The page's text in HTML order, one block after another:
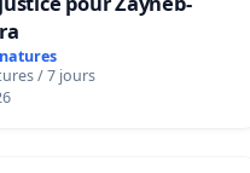
/ 7 jours